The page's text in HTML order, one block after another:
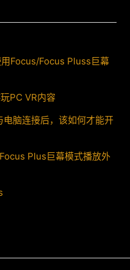
用Focus/Focus Pluss巨幕
PC VR内容
脑连接后，该如何才能开
Plus巨幕模式播放外